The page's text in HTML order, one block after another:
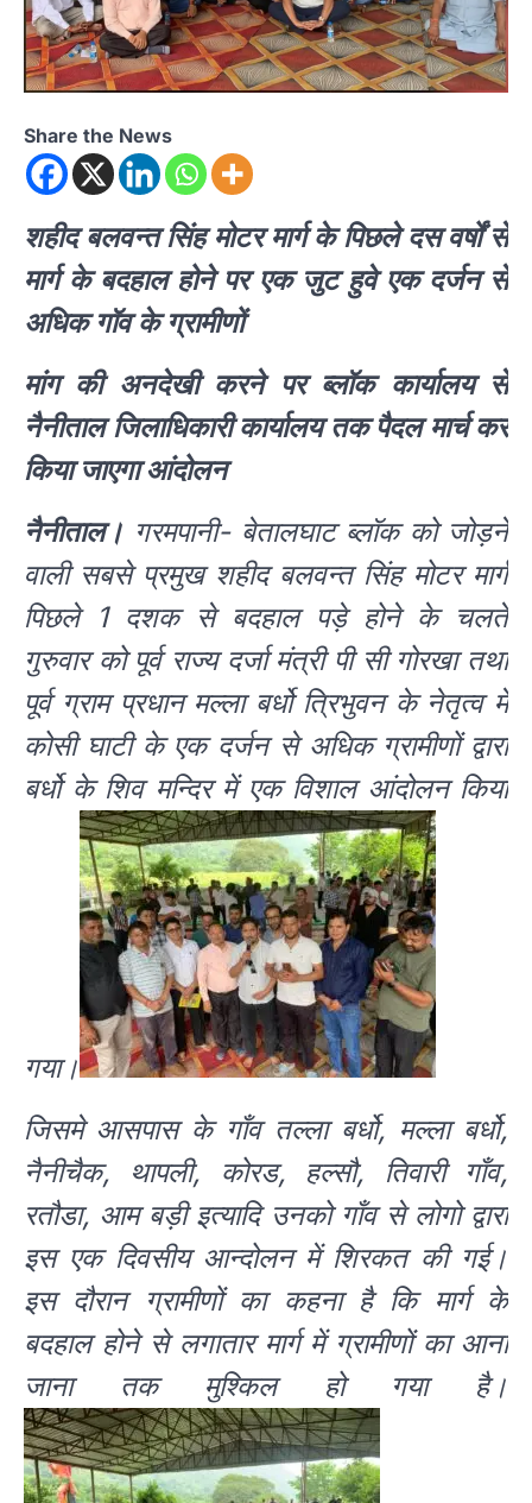
Share the News
शहीद बलवन्त सिंह मोटर मार्ग के पिछले दस वर्षों से
मार्ग के बदहाल होने पर एक जुट हुवे एक दर्जन से
अधिक गॉव के ग्रामीणों
मांग की अनदेखी करने पर ब्लॉक कार्यालय से
नैनीताल जिलाधिकारी कार्यालय तक पैदल मार्च कर
किया जाएगा आंदोलन
नैनीताल। गरमपानी- बेतालघाट ब्लॉक को जोड़ने
वाली सबसे प्रमुख शहीद बलवन्त सिंह मोटर मार्ग
पिछले 1 दशक से बदहाल पड़े होने के चलते
गुरुवार को पूर्व राज्य दर्जा मंत्री पी सी गोरखा तथा
पूर्व ग्राम प्रधान मल्ला बर्धो त्रिभुवन के नेतृत्व में
कोसी घाटी के एक दर्जन से अधिक ग्रामीणों द्वारा
बर्धो के शिव मन्दिर में एक विशाल आंदोलन किया
गया।
जिसमे आसपास के गाँव तल्ला बर्धो, मल्ला बर्धो,
नैनीचैक, थापली, कोरड, हल्सौ, तिवारी गाँव,
रतौडा, आम बड़ी इत्यादि उनको गाँव से लोगो द्वारा
इस एक दिवसीय आन्दोलन में शिरकत की गई।
इस दौरान ग्रामीणों का कहना है कि मार्ग के
बदहाल होने से लगातार मार्ग में ग्रामीणों का आना
जाना तक मुश्किल हो गया है।